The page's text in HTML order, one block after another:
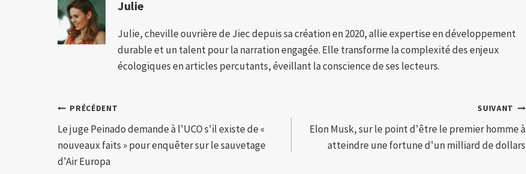
Julie
Julie, cheville ouvrière de Jiec depuis sa création en 2020, allie expertise en développement
durable et un talent pour la narration engagée. Elle transforme la complexité des enjeux
écologiques en articles percutants, éveillant la conscience de ses lecteurs.
Navigation
de
l’article
PRÉCÉDENT
Le juge Peinado demande à l'UCO s'il existe de «
nouveaux faits » pour enquêter sur le sauvetage
d'Air Europa
SUIVANT
Elon Musk, sur le point d'être le premier homme à
atteindre une fortune d'un milliard de dollars